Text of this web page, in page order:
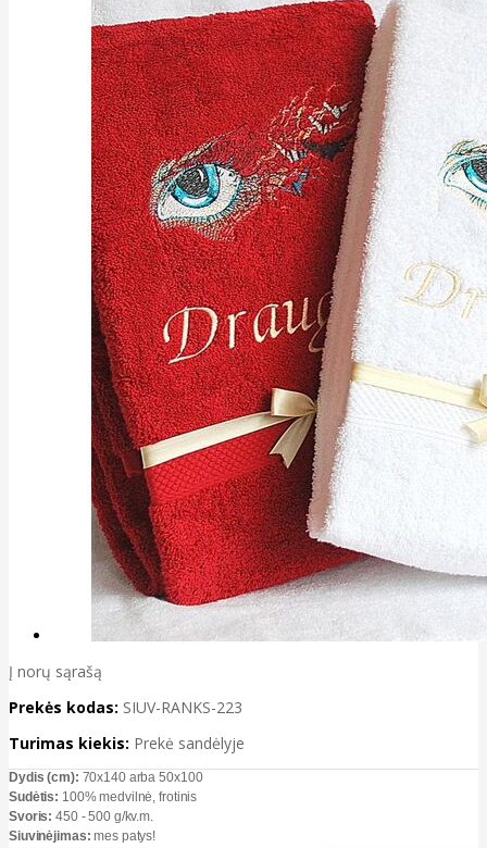
Į norų sąrašą
Prekės kodas: SIUV-RANKS-223
Turimas kiekis: Prekė sandėlyje
Dydis (cm): 70x140 arba 50x100
Sudėtis: 100% medvilnė, frotinis
Svoris: 450 - 500 g/kv.m.
Siuvinėjimas: mes patys!